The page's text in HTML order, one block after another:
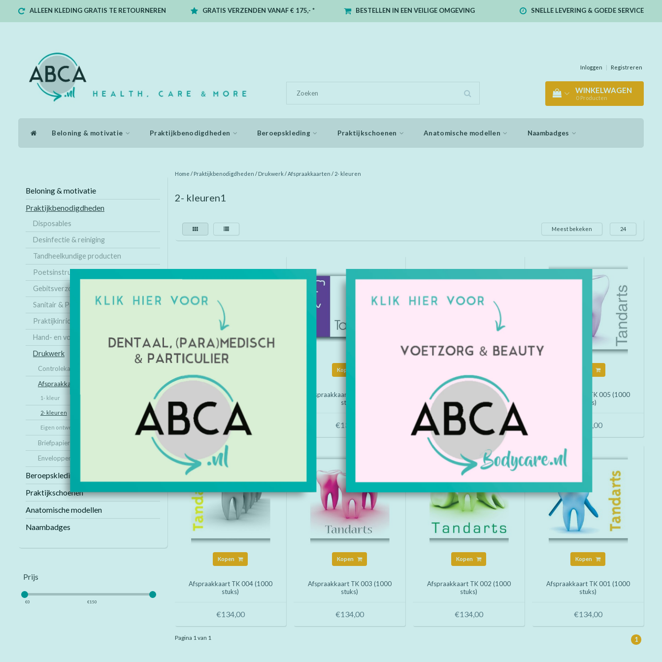
ALLEEN KLEDING GRATIS TE RETOURNEREN GRATIS VERZENDEN VANAF € 175,- * BESTELLEN IN EEN VEILIGE OMGEVING SNELLE LEVERING & GOEDE SERVICE
Inloggen | Registreren
WINKELWAGEN
0 Producten
Beloning & motivatie Praktijkbenodigdheden Beroepskleding Praktijkschoenen Anatomische modellen Naambadges
Beloning & motivatie
Praktijkbenodigdheden
Disposables
Desinfectie & reiniging
Tandheelkundige producten
Poetsinstructie
Gebitsverzorging
Sanitair & Praktijk
Praktijkinrichting
Hand- en voetverzorging
Drukwerk
Controlekaarten
Afspraakkaarten
1- kleur
2- kleuren
Eigen ontwerp
Briefpapier
Enveloppen
Beroepskleding
Praktijkschoenen
Anatomische modellen
Naambadges
Prijs
€0 €150
Home / Praktijkbenodigdheden / Drukwerk /Afspraakkaarten / 2- kleuren
2- kleuren1
Meest bekeken 24
Afspraakkaart TK 008 (1000
stuks)
€134,00
Kopen
Afspraakkaart TK 007 (1000
stuks)
€134,00
Afspraakkaart TK 006 (1000
stuks)
€134,00
Afspraakkaart TK 005 (1000
stuks)
€134,00
Kopen
Afspraakkaart TK 004 (1000
stuks)
€134,00
Kopen
Afspraakkaart TK 003 (1000
stuks)
€134,00
Kopen
Afspraakkaart TK 002 (1000
stuks)
€134,00
Kopen
Afspraakkaart TK 001 (1000
stuks)
€134,00
Pagina 1 van 1 1